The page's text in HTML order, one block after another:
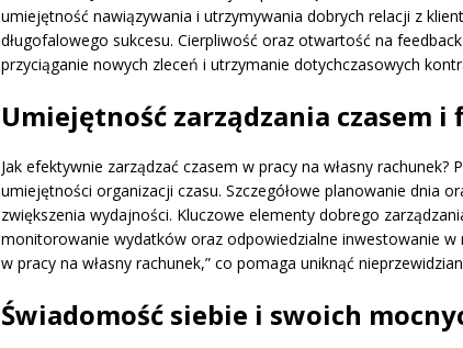
umiejętność nawiązywania i utrzymywania dobrych relacji z
długofalowego sukcesu. Cierpliwość oraz otwartość na
przyciąganie nowych zleceń i utrzymanie dotychczasowych
Umiejętność zarządzania czasem i
Jak efektywnie zarządzać czasem w pracy na własny rachunek?
umiejętności organizacji czasu. Szczegółowe planowanie dnia
zwiększenia wydajności. Kluczowe elementy dobrego
monitorowanie wydatków oraz odpowiedzialne inwestowanie w
w pracy na własny rachunek,” co pomaga uniknąć
Świadomość siebie i swoich